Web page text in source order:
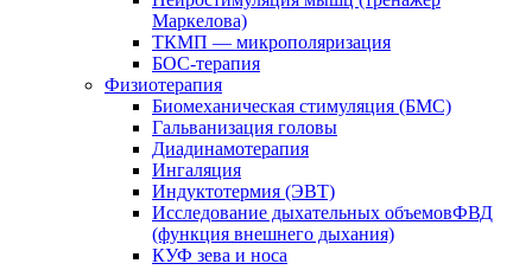
Маркелова)
ТКМП — микрополяризация
БОС-терапия
Физиотерапия
Биомеханическая стимуляция (БМС)
Гальванизация головы
Диадинамотерапия
Ингаляция
Индуктотермия (ЭВТ)
Исследование дыхательных объемовФВД
(функция внешнего дыхания)
КУФ зева и носа